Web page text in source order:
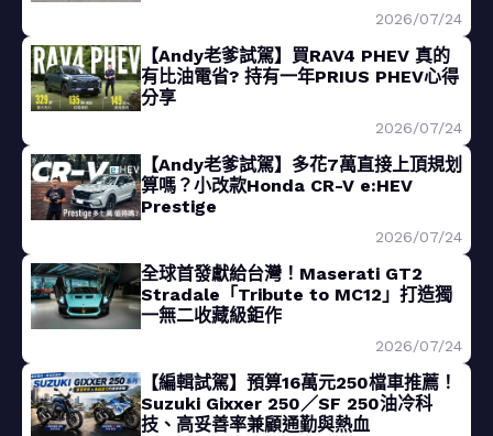
2026/07/24
【Andy老爹試駕】買RAV4 PHEV 真的
有比油電省? 持有一年PRIUS PHEV心得
分享
2026/07/24
【Andy老爹試駕】多花7萬直接上頂規划
算嗎？小改款Honda CR-V e:HEV
Prestige
2026/07/24
全球首發獻給台灣！Maserati GT2
Stradale「Tribute to MC12」打造獨
一無二收藏級鉅作
2026/07/24
【編輯試駕】預算16萬元250檔車推薦！
Suzuki Gixxer 250／SF 250油冷科
技、高妥善率兼顧通勤與熱血